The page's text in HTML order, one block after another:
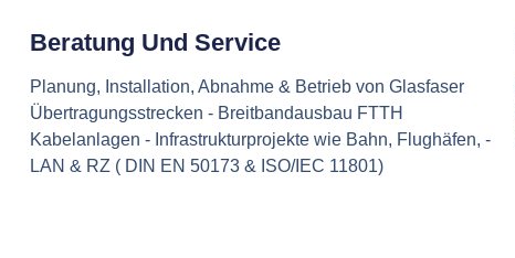
Beratung Und Service
Planung, Installation, Abnahme & Betrieb von Glasfaser
Übertragungsstrecken - Breitbandausbau FTTH
Kabelanlagen - Infrastrukturprojekte wie Bahn, Flughäfen, -
LAN & RZ ( DIN EN 50173 & ISO/IEC 11801)